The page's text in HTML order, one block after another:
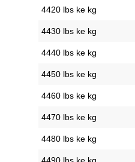
4420 lbs ke kg
4430 lbs ke kg
4440 lbs ke kg
4450 lbs ke kg
4460 lbs ke kg
4470 lbs ke kg
4480 lbs ke kg